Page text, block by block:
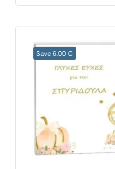
Save 6.00 €